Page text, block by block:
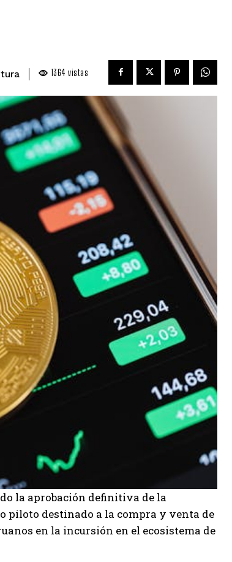
1364 vistas
la aprobación definitiva de la
piloto destinado a la compra y venta de
en la incursión en el ecosistema de